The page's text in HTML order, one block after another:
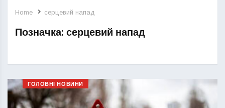
Home серцевий напад
Позначка: серцевий напад
ГОЛОВНІ НОВИНИ